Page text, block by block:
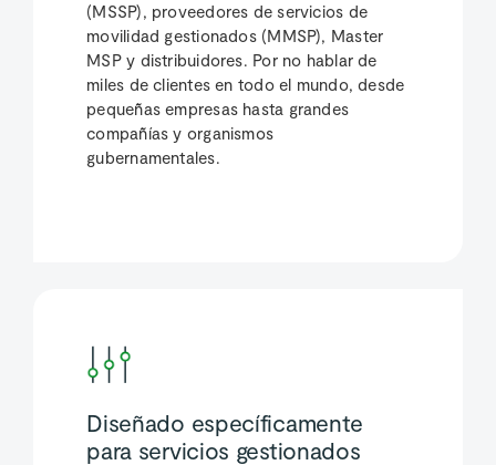
(MSSP), proveedores de servicios de
movilidad gestionados (MMSP), Master
MSP y distribuidores. Por no hablar de
miles de clientes en todo el mundo, desde
pequeñas empresas hasta grandes
compañías y organismos
gubernamentales.
Diseñado específicamente
para servicios gestionados